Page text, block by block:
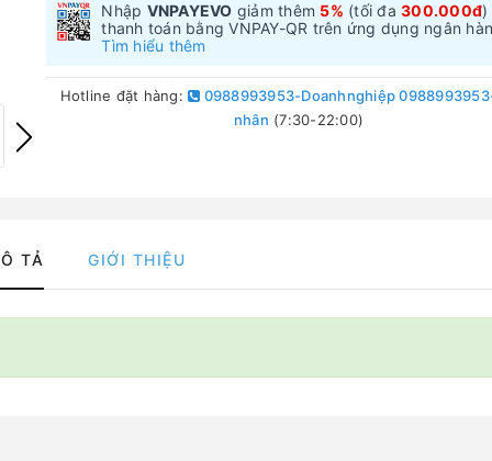
Nhập VNPAYEVO giảm thêm 5% (tối đa300.000đ)
thanh toán bằng VNPAY-QR trên ứng dụng ngân
Tìm hiểu thêm
Hotline đặt hàng:
0988993953-Doanhnghiệp
nhân (7:30-22:00)
TẢ GIỚI THIỆU